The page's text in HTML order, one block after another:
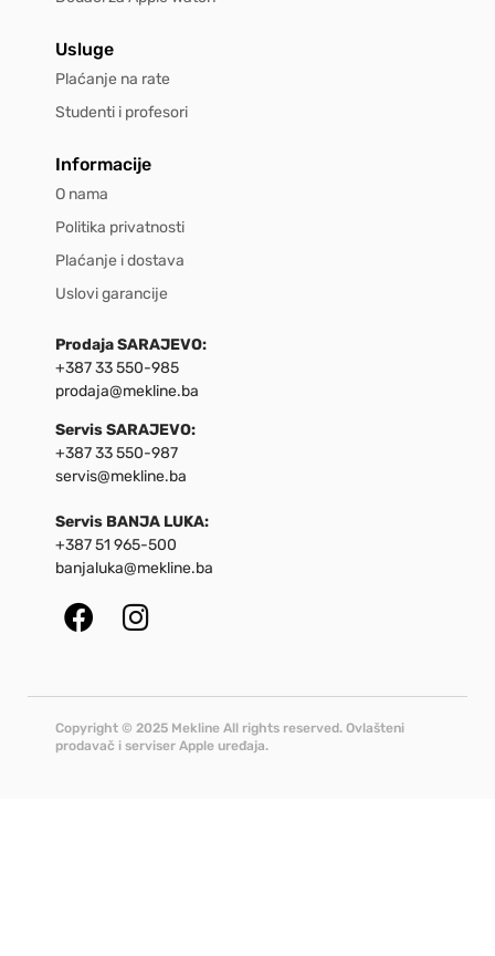
Usluge
Plaćanje na rate
Studenti i profesori
Informacije
O nama
Politika privatnosti
Plaćanje i dostava
Uslovi garancije
Prodaja SARAJEVO:
+387 33 550-985
prodaja@mekline.ba
Servis SARAJEVO:
+387 33 550-987
servis@mekline.ba
Servis BANJA LUKA:
+387 51 965-500
banjaluka@mekline.ba
Copyright © 2025 Mekline All rights reserved. Ovlašteni
prodavač i serviser Apple uređaja.